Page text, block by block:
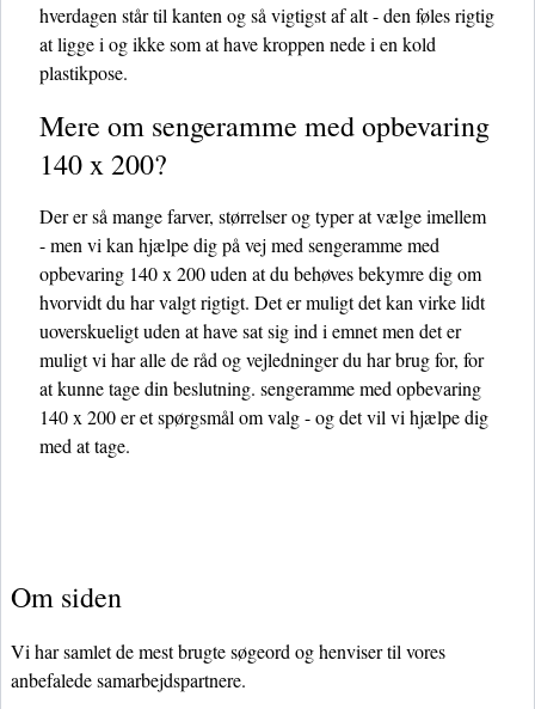
hverdagen står til kanten og så vigtigst af alt - den føles rigtig
at ligge i og ikke som at have kroppen nede i en kold
plastikpose.
Mere om sengeramme med opbevaring
140 x 200?
Der er så mange farver, størrelser og typer at vælge imellem
- men vi kan hjælpe dig på vej med sengeramme med
opbevaring 140 x 200 uden at du behøves bekymre dig om
hvorvidt du har valgt rigtigt. Det er muligt det kan virke lidt
uoverskueligt uden at have sat sig ind i emnet men det er
muligt vi har alle de råd og vejledninger du har brug for, for
at kunne tage din beslutning. sengeramme med opbevaring
140 x 200 er et spørgsmål om valg - og det vil vi hjælpe dig
med at tage.
Om siden
Vi har samlet de mest brugte søgeord og henviser til vores
anbefalede samarbejdspartnere.